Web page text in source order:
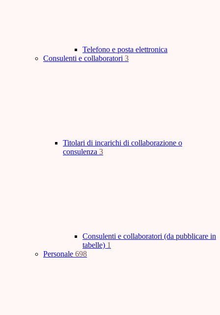
Telefono e posta elettronica
Consulenti e collaboratori 3
Titolari di incarichi di collaborazione o
consulenza 3
Consulenti e collaboratori (da pubblicare in
tabelle) 1
Personale 698